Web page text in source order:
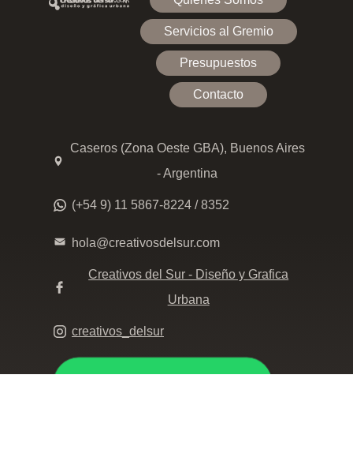
Servicios al Gremio
Presupuestos
Contacto
Caseros (Zona Oeste GBA), Buenos Aires
- Argentina
(+54 9) 11 5867-8224 / 8352
hola@creativosdelsur.com
Creativos del Sur - Diseño y Grafica
Urbana
creativos_delsur